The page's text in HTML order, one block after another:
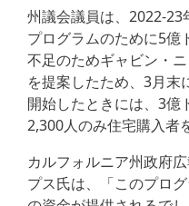
州議会議員は、2022-
プログラムのために5億
不足のためギャビン・
を提案したため、3月末
開始したときには、3億
2,300人のみ住宅購入者
カルフォルニア州政府
プス氏は、「このプロ